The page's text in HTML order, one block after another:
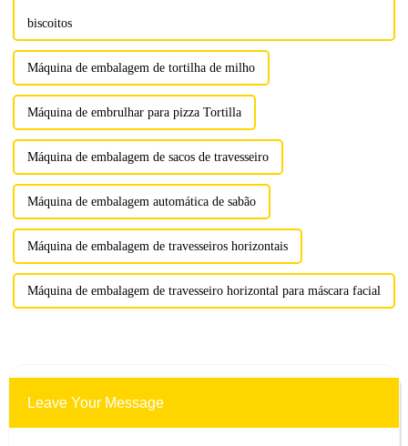
biscoitos
Máquina de embalagem de tortilha de milho
Máquina de embrulhar para pizza Tortilla
Máquina de embalagem de sacos de travesseiro
Máquina de embalagem automática de sabão
Máquina de embalagem de travesseiros horizontais
Máquina de embalagem de travesseiro horizontal para máscara facial
Leave Your Message